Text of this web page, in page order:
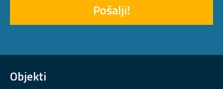
Pošalji!
Objekti